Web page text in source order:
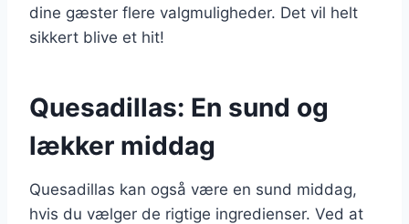
dine gæster flere valgmuligheder. Det vil helt
sikkert blive et hit!
Quesadillas: En sund og
lækker middag
Quesadillas kan også være en sund middag,
hvis du vælger de rigtige ingredienser. Ved at